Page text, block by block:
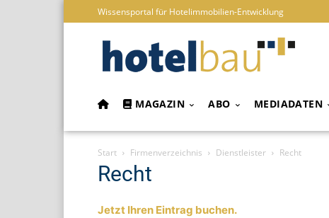
Wissensportal für Hotelimmobilien-Entwicklung
MAGAZIN ABO MEDIADATEN
Start Firmenverzeichnis Dienstleister Recht
Recht
Jetzt Ihren Eintrag buchen.